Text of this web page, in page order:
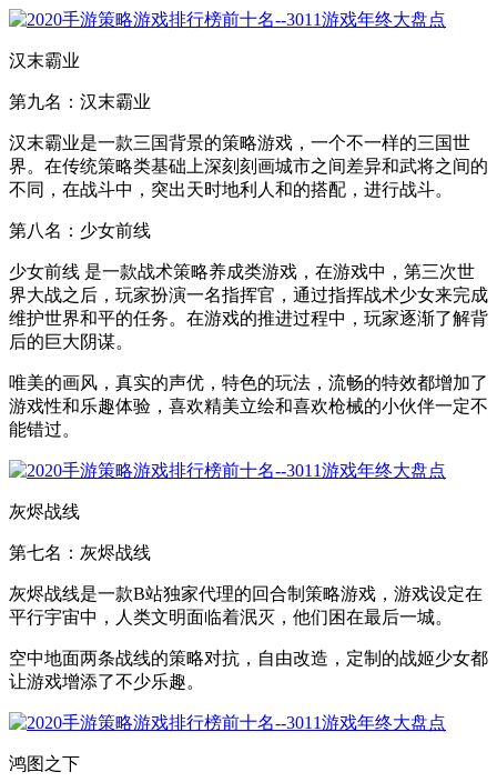
汉末霸业
第九名：汉末霸业
汉末霸业是一款三国背景的策略游戏，一个不一样的三国世
界。在传统策略类基础上深刻刻画城市之间差异和武将之间的
不同，在战斗中，突出天时地利人和的搭配，进行战斗。
第八名：少女前线
少女前线 是一款战术策略养成类游戏，在游戏中，第三次世
界大战之后，玩家扮演一名指挥官，通过指挥战术少女来完成
维护世界和平的任务。在游戏的推进过程中，玩家逐渐了解背
后的巨大阴谋。
唯美的画风，真实的声优，特色的玩法，流畅的特效都增加了
游戏性和乐趣体验，喜欢精美立绘和喜欢枪械的小伙伴一定不
能错过。
灰烬战线
第七名：灰烬战线
灰烬战线是一款B站独家代理的回合制策略游戏，游戏设定在
平行宇宙中，人类文明面临着泯灭，他们困在最后一城。
空中地面两条战线的策略对抗，自由改造，定制的战姬少女都
让游戏增添了不少乐趣。
鸿图之下